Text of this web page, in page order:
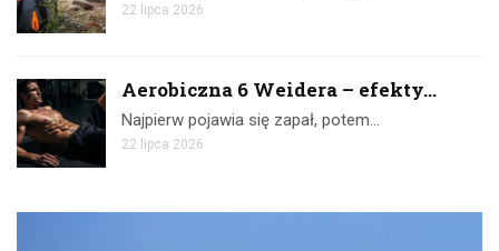
22 lipca 2026
Aerobiczna 6 Weidera – efekty...
Najpierw pojawia się zapał, potem…
22 lipca 2026